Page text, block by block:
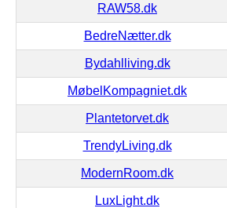
RAW58.dk
BedreNætter.dk
Bydahlliving.dk
MøbelKompagniet.dk
Plantetorvet.dk
TrendyLiving.dk
ModernRoom.dk
LuxLight.dk